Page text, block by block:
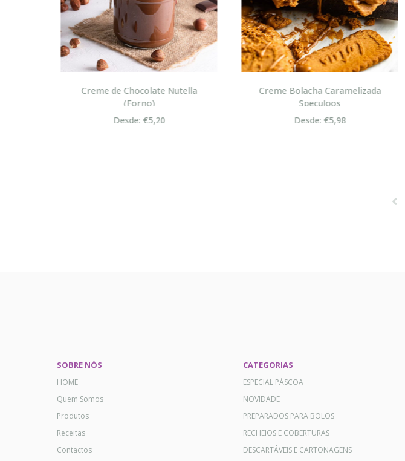
Creme de Chocolate Nutella
(Forno)
Desde: €5,20
Creme Bolacha Caramelizada
Speculoos
Desde: €5,98
SOBRE NÓS
HOME
Quem Somos
Produtos
Receitas
Contactos
CATEGORIAS
ESPECIAL PÁSCOA
NOVIDADE
PREPARADOS PARA BOLOS
RECHEIOS E COBERTURAS
DESCARTÁVEIS E CARTONAGENS